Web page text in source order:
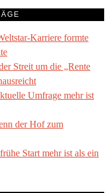
Karriere formte
Streit um die „Rente
Umfrage mehr ist
der Hof zum
Start mehr ist als ein